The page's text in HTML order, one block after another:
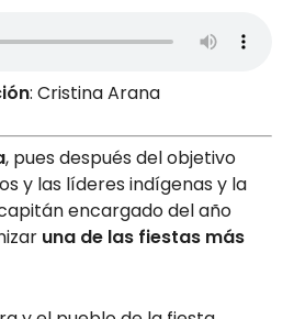
: Cristina Arana
, pues después del objetivo
y las líderes indígenas y la
encargado del año
una de las fiestas más